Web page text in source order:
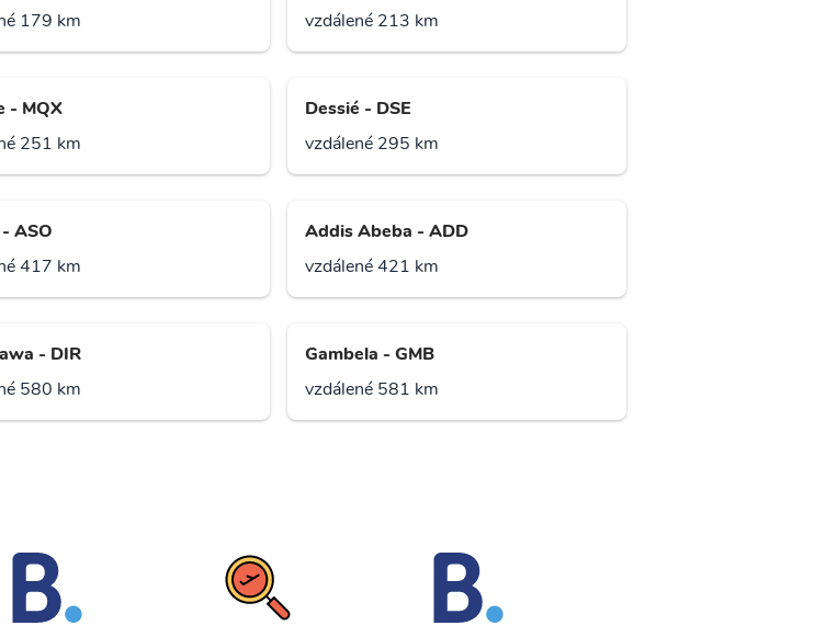
179 km
vzdálené 213 km
- MQX
251 km
Dessié - DSE
vzdálené 295 km
ASO
417 km
Addis Abeba - ADD
vzdálené 421 km
- DIR
580 km
Gambela - GMB
vzdálené 581 km